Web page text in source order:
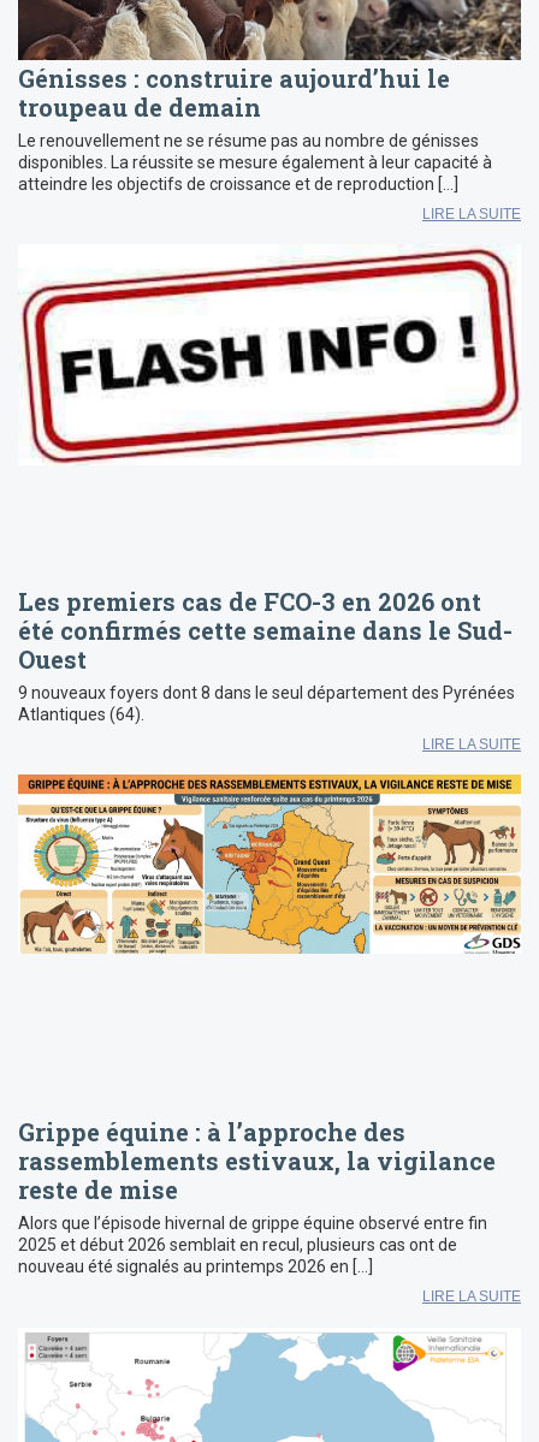
Génisses : construire aujourd’hui le
troupeau de demain
Le renouvellement ne se résume pas au nombre de génisses
disponibles. La réussite se mesure également à leur capacité à
atteindre les objectifs de croissance et de reproduction […]
LIRE LA SUITE
Les premiers cas de FCO-3 en 2026 ont
été confirmés cette semaine dans le Sud-
Ouest
9 nouveaux foyers dont 8 dans le seul département des Pyrénées
Atlantiques (64).
LIRE LA SUITE
Grippe équine : à l’approche des
rassemblements estivaux, la vigilance
reste de mise
Alors que l’épisode hivernal de grippe équine observé entre fin
2025 et début 2026 semblait en recul, plusieurs cas ont de
nouveau été signalés au printemps 2026 en […]
LIRE LA SUITE